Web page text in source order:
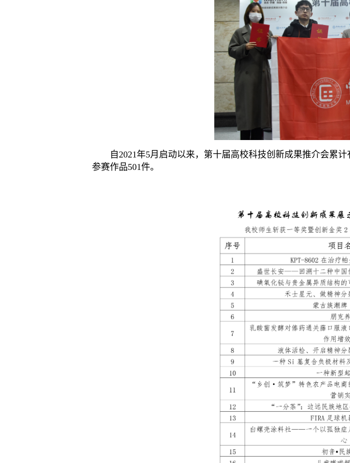
自2021年5月启动以来，第十届高校科技创新成果推介会累计
参赛作品501件。